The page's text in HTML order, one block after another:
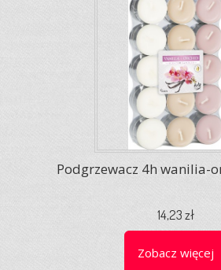
Podgrzewacz 4h wanilia-
14,23 zł
Zobacz więcej